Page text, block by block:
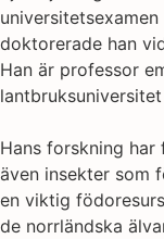
doktorerade han
Han är professor
Hans forskning
även insekter som
en viktig
de norrländska